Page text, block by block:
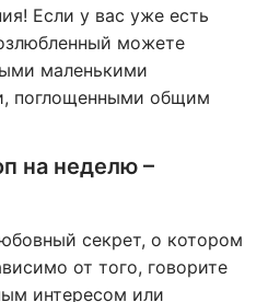
Если у вас уже есть
можете
маленькими
поглощенными общим
на неделю –
секрет, о котором
от того, говорите
интересом или